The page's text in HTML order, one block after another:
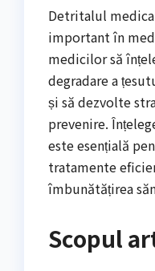
Detritalul
important în
medicilor să
degradare a
și să dezvolte
prevenire.
este esențială
tratamente
îmbunătățirea
Scopul